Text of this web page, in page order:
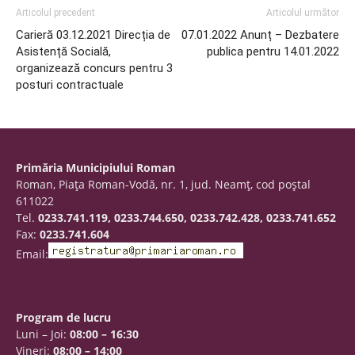
Articolul precedent
Carieră 03.12.2021 Direcția de
Asistență Socială,
organizează concurs pentru 3
posturi contractuale
Articolul următor
07.01.2022 Anunț – Dezbatere
publica pentru 14.01.2022
Primăria Municipiului Roman
Roman, Piaţa Roman-Vodă, nr. 1, jud. Neamţ, cod poştal
611022
Tel. 0233.741.119, 0233.744.650, 0233.742.428, 0233.741.652
Fax: 0233.741.604
Email:
Program de lucru
Luni – Joi: 08:00 – 16:30
Vineri: 08:00 – 14:00